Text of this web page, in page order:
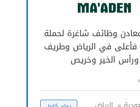
وظائف شاغرة لحملة
فأعلى في الرياض وطريف
ورأس الخير وخريص